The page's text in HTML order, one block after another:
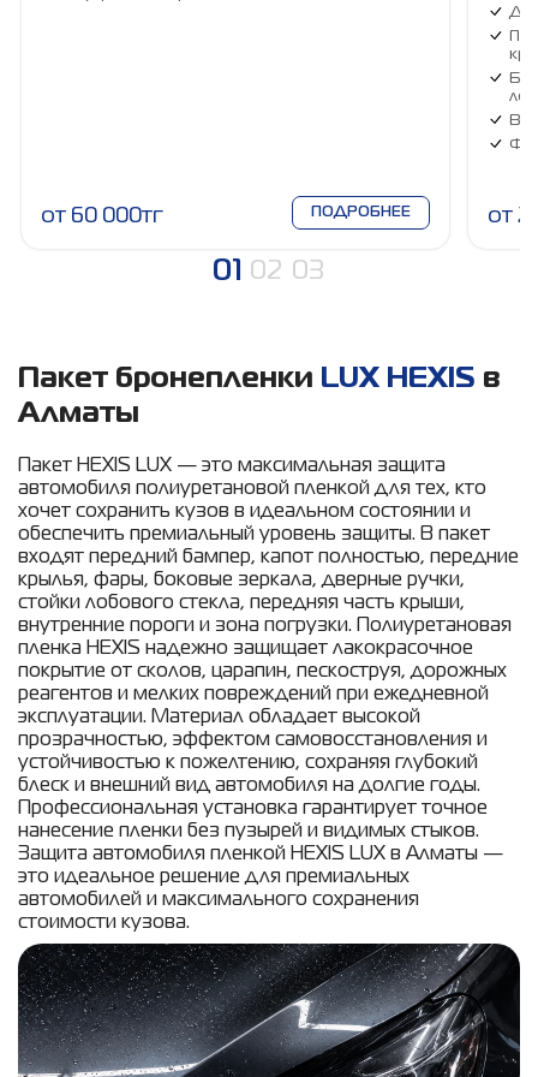
от 60 000тг ПОДРОБНЕЕ от
01 02 03
Пакет бронепленки LUX HEXIS в
Алматы
Пакет HEXIS LUX — это максимальная защита
автомобиля полиуретановой пленкой для тех, кто
хочет сохранить кузов в идеальном состоянии и
обеспечить премиальный уровень защиты. В пакет
входят передний бампер, капот полностью, передние
крылья, фары, боковые зеркала, дверные ручки,
стойки лобового стекла, передняя часть крыши,
внутренние пороги и зона погрузки. Полиуретановая
пленка HEXIS надежно защищает лакокрасочное
покрытие от сколов, царапин, пескоструя, дорожных
реагентов и мелких повреждений при ежедневной
эксплуатации. Материал обладает высокой
прозрачностью, эффектом самовосстановления и
устойчивостью к пожелтению, сохраняя глубокий
блеск и внешний вид автомобиля на долгие годы.
Профессиональная установка гарантирует точное
нанесение пленки без пузырей и видимых стыков.
Защита автомобиля пленкой HEXIS LUX в Алматы —
это идеальное решение для премиальных
автомобилей и максимального сохранения
стоимости кузова.